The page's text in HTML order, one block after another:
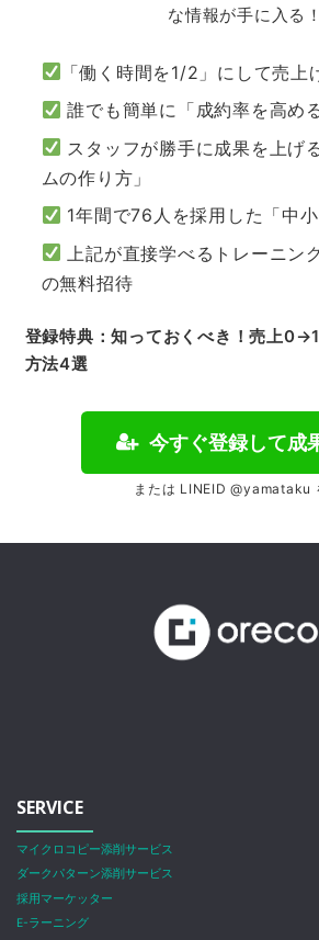
な情報が手に入る！
「働く時間を1/2」にして売上
誰でも簡単に「成約率を高め
スタッフが勝手に成果を上げ
ムの作り方」
1年間で76人を採用した「中小
上記が直接学べるトレーニン
の無料招待
登録特典：知っておくべき！売上
方法4選
今すぐ登録して成
または LINEID @yamataku
SERVICE
マイクロコピー添削サービス
ダークパターン添削サービス
採用マーケッター
E-ラーニング